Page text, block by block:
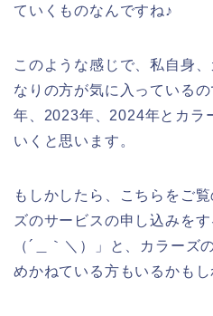
ていくものなんですね♪
このような感じで、私自身
なりの方が気に入っている
年、2023年、2024年とカラ
いくと思います。
もしかしたら、こちらをご
ズのサービスの申し込みをす
（´＿｀＼）」と、カラーズ
めかねている方もいるかもし